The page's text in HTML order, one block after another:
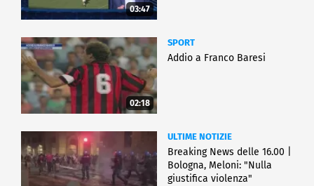
03:47
02:18
SPORT
Addio a Franco Baresi
ULTIME NOTIZIE
Breaking News delle 16.00 |
Bologna, Meloni: "Nulla
giustifica violenza"